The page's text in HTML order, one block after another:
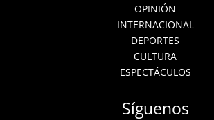
OPINIÓN
INTERNACIONAL
DEPORTES
CULTURA
ESPECTÁCULOS
Síguenos